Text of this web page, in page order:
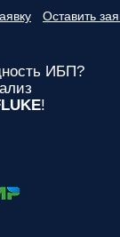
Оставить
ИБП?
!